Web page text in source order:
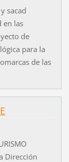
sacad
en las
de
para la
de las
Dirección